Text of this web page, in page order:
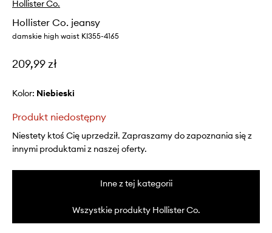
Hollister Co.
Hollister Co. jeansy
damskie high waist KI355-4165
209,99 zł
Kolor: niebieski
Produkt niedostępny
Niestety ktoś Cię uprzedził. Zapraszamy do zapoznania się z
innymi produktami z naszej oferty.
Inne z tej kategorii
Wszystkie produkty Hollister Co.